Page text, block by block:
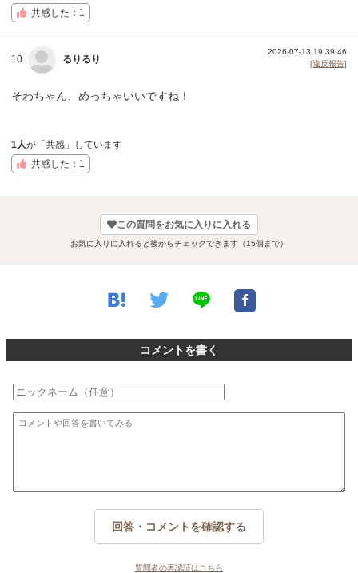
共感した：1
10. るりるり
2026-07-13 19:39:46
[違反報告]
そわちゃん、めっちゃいいですね！
1人が「共感」しています
共感した：1
この質問をお気に入りに入れる
お気に入りに入れると後からチェックできます（15個まで）
コメントを書く
回答・コメントを確認する
質問者の再認証はこちら